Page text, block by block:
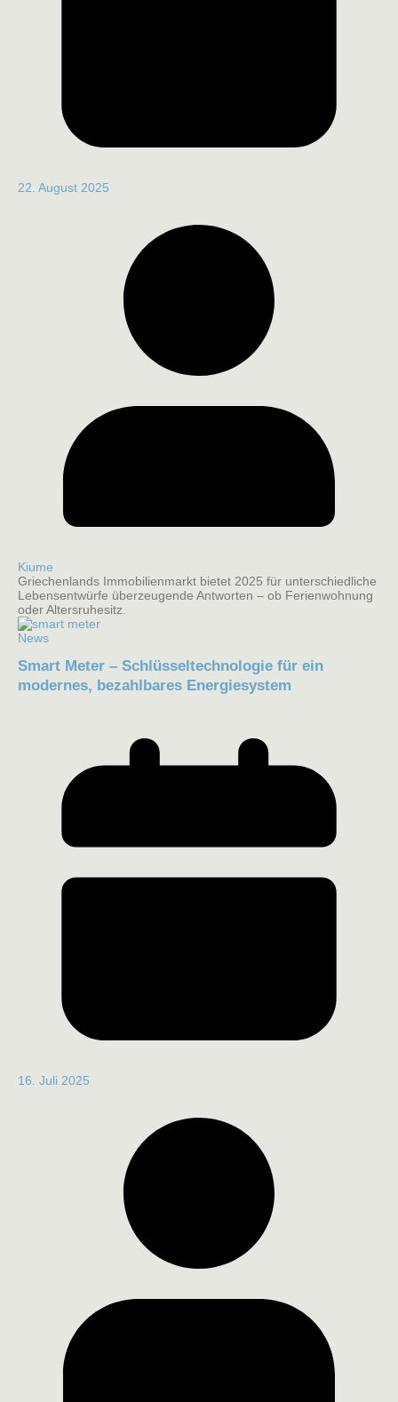
22. August 2025
Kiume
Griechenlands Immobilienmarkt bietet 2025 für unterschiedliche
Lebensentwürfe überzeugende Antworten – ob Ferienwohnung
oder Altersruhesitz.
News
Smart Meter – Schlüsseltechnologie für ein
modernes, bezahlbares Energiesystem
16. Juli 2025